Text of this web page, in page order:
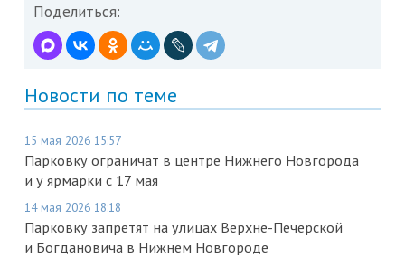
Поделиться:
Новости по теме
15 мая 2026 15:57
Парковку ограничат в центре Нижнего Новгорода
и у ярмарки с 17 мая
14 мая 2026 18:18
Парковку запретят на улицах Верхне-Печерской
и Богдановича в Нижнем Новгороде